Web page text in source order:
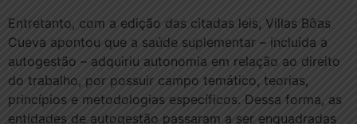
Entretanto, com a edição das citadas leis, Villas Bôas
Cueva apontou que a saúde suplementar – incluída a
autogestão – adquiriu autonomia em relação ao direito
do trabalho, por possuir campo temático, teorias,
princípios e metodologias específicos. Dessa forma, as
entidades de autogestão passaram a ser enquadradas